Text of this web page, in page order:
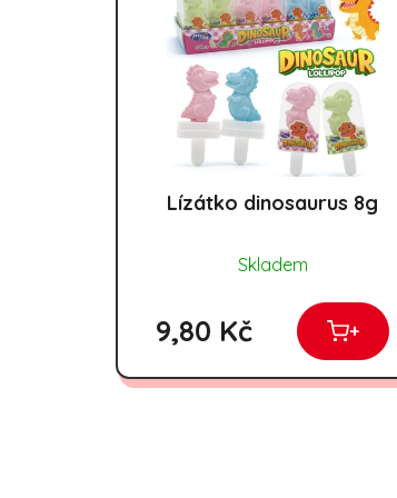
Lízátko dinosaurus 8g
Skladem
9,80 Kč +